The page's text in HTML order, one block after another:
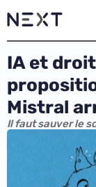
IA et
Mistral
Il faut sauver le